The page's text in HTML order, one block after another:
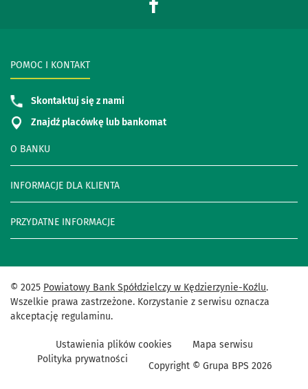
O BANKU
INFORMACJE DLA KLIENTA
PRZYDATNE INFORMACJE
POMOC I KONTAKT
Skontaktuj się z nami
Znajdź placówkę lub bankomat
© 2025 Powiatowy Bank Spółdzielczy w Kędzierzynie-Koźlu.
Wszelkie prawa zastrzeżone. Korzystanie z serwisu oznacza
akceptację regulaminu.
Ustawienia plików cookies
Mapa serwisu
Polityka prywatności
Copyright © Grupa BPS 2026